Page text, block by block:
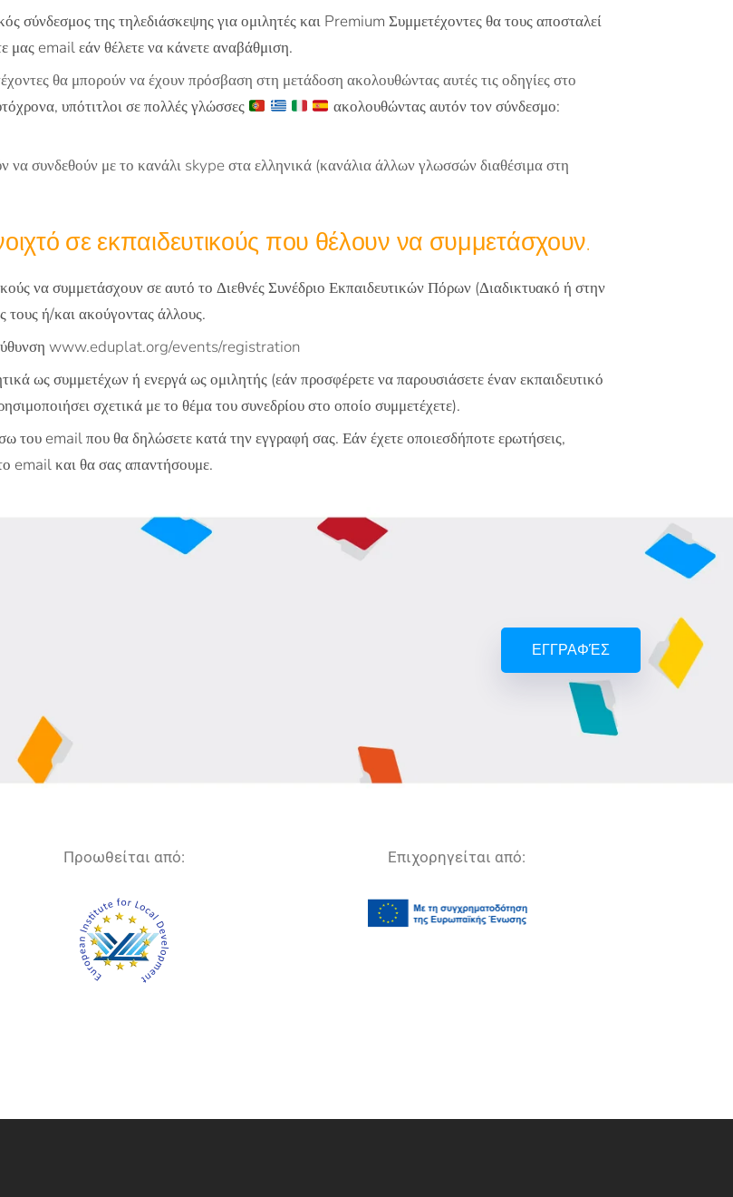
σύνδεσμος της τηλεδιάσκεψης για ομιλητές και Premium Συμμετέχοντες θα τους αποσταλεί
email εάν θέλετε να κάνετε αναβάθμιση.
θα μπορούν να έχουν πρόσβαση στη μετάδοση ακολουθώντας αυτές τις οδηγίες στο
υπότιτλοι σε πολλές γλώσσες
ακολουθώντας αυτόν τον σύνδεσμο:
να συνδεθούν με το κανάλι skype στα ελληνικά (κανάλια άλλων γλωσσών διαθέσιμα στη
σε εκπαιδευτικούς που θέλουν να συμμετάσχουν.
να συμμετάσχουν σε αυτό το Διεθνές Συνέδριο Εκπαιδευτικών Πόρων (Διαδικτυακό ή στην
τους ή/και ακούγοντας άλλους.
www.eduplat.org/events/registration
ως συμμετέχων ή ενεργά ως ομιλητής (εάν προσφέρετε να παρουσιάσετε έναν εκπαιδευτικό
σχετικά με το θέμα του συνεδρίου στο οποίο συμμετέχετε).
του email που θα δηλώσετε κατά την εγγραφή σας. Εάν έχετε οποιεσδήποτε ερωτήσεις,
email και θα σας απαντήσουμε.
ΕΓΓΡΑΦΈΣ
Προωθείται από: Επιχορηγείται από: